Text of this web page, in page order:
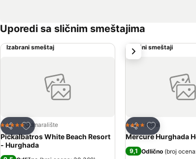
Uporedi sa sličnim smeštajima
Izabrani smeštaj
Deli
Dodati u favorite
5 ZvezdiceOdmaralište
Pickalbatros White Beach Resort
- Hurghada
Slični smeštaji
Deli
Dodati u
4 Zvezdice
Hotel
Mercure Hurghada
9,1 Odlično (broj
sledeće